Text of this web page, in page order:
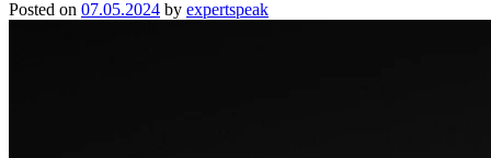
Posted on 07.05.2024 by expertspeak